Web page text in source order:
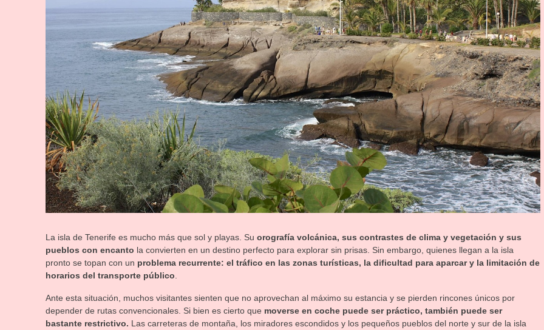
La isla de Tenerife es mucho más que sol y playas. Su orografía volcánica, sus contrastes de clima y vegetación y sus
pueblos con encanto la convierten en un destino perfecto para explorar sin prisas. Sin embargo, quienes llegan a la isla
pronto se topan con un problema recurrente: el tráfico en las zonas turísticas, la dificultad para aparcar y la limitación de
horarios del transporte público
Ante esta situación, muchos visitantes sienten que no aprovechan al máximo su estancia y se pierden rincones únicos por
depender de rutas convencionales. Si bien es cierto que moverse en coche puede ser práctico, también puede ser
bastante restrictivo. Las carreteras de montaña, los miradores escondidos y los pequeños pueblos del norte y sur de la isla